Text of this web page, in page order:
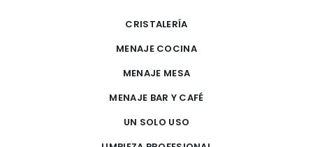
CRISTALERÍA
MENAJE COCINA
MENAJE MESA
MENAJE BAR Y CAFÉ
UN SOLO USO